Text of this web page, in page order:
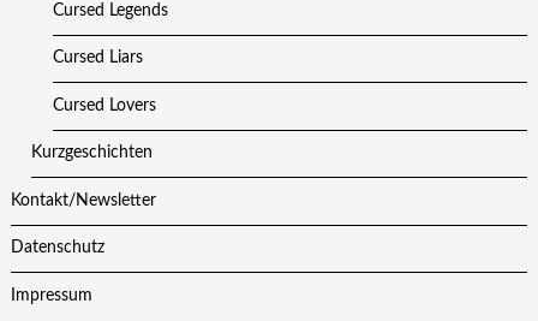
Cursed Legends
Cursed Liars
Cursed Lovers
Kurzgeschichten
Kontakt/Newsletter
Datenschutz
Impressum